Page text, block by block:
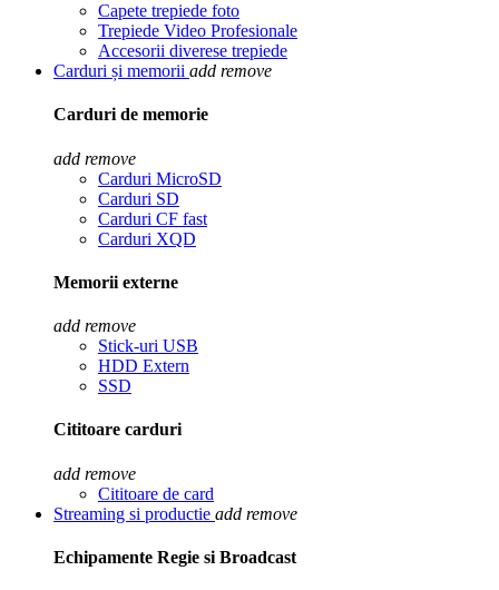
Capete trepiede foto
Trepiede Video Profesionale
Accesorii diverese trepiede
Carduri și memorii add remove
Carduri de memorie
add remove
Carduri MicroSD
Carduri SD
Carduri CF fast
Carduri XQD
Memorii externe
add remove
Stick-uri USB
HDD Extern
SSD
Cititoare carduri
add remove
Cititoare de card
Streaming si productie add remove
Echipamente Regie si Broadcast